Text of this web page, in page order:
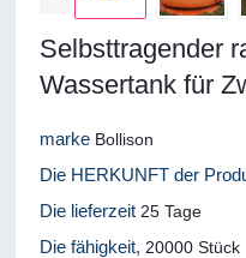
Selbsttragender
Wassertank für
marke Bollison
Die HERKUNFT der
Die lieferzeit 25 Tage
Die fähigkeit, 20000 Stück